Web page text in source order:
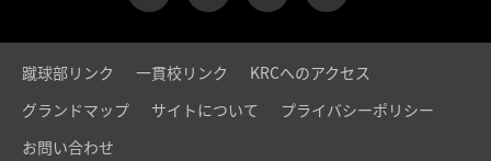
蹴球部リンク 一貫校リンク
KRCへのアクセス
グランドマップ
サイトについて
プライバシーポリシー
お問い合わせ